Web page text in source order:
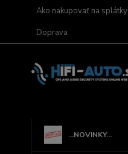
Ako nakupovať na splátky
Doprava
...NOVINKY...